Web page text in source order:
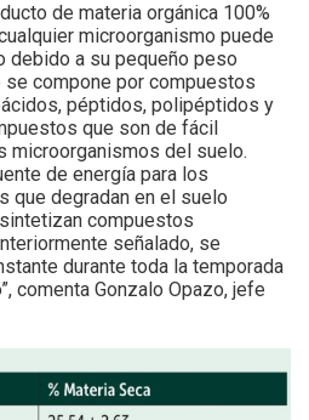
de materia orgánica 100%
microorganismo puede
debido a su pequeño peso
se compone por compuestos
péptidos, polipéptidos y
que son de fácil
microorganismos del suelo.
de energía para los
que degradan en el suelo
compuestos
señalado, se
durante toda la temporada
comenta Gonzalo Opazo, jefe